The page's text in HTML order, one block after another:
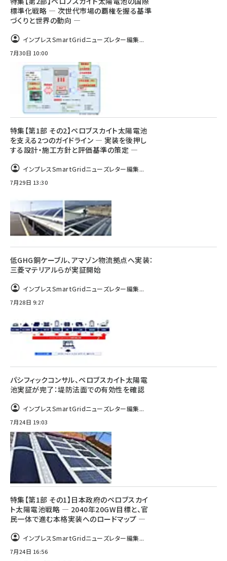
標準化戦略 ― 次世代市場の覇権を握る基準
づくりと世界の動向 ―
インプレスSmartGridニューズレター編集...
7月30日 10:00
特集【第1部 その2】ペロブスカイト太陽電池
を支える2つのガイドライン ― 実装を後押し
する設計・施工方針と評価基準の策定 ―
インプレスSmartGridニューズレター編集...
7月29日 13:30
低GHG銅ケーブル、アマゾン物流拠点へ実装：
三菱マテリアルらが実証開始
インプレスSmartGridニューズレター編集...
7月28日 9:27
パシフィックコンサル、ペロブスカイト太陽電
池実証が完了：堤防法面での有効性を確認
インプレスSmartGridニューズレター編集...
7月24日 19:03
特集【第1部 その1】日本政府のペロブスカイ
ト太陽電池戦略 ― 2040年20GW目標と、官
民一体で進む本格実装へのロードマップ ―
インプレスSmartGridニューズレター編集...
7月24日 16:56